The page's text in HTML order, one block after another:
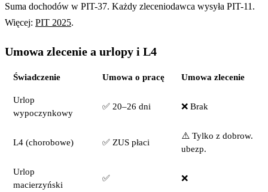
Suma dochodów w PIT-37. Każdy zleceniodawca wysyła PIT-11.
Więcej: PIT 2025.
Umowa zlecenie a urlopy i L4
Świadczenie Umowa o pracę Umowa zlecenie
Urlop
wypoczynkowy
✅ 20–26 dni ❌ Brak
L4 (chorobowe) ✅ ZUS płaci
⚠️ Tylko z dobrow.
ubezp.
Urlop
macierzyński
✅ ❌